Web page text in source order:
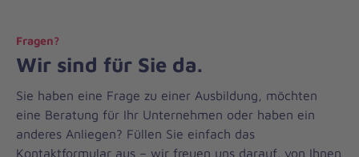
Wir sind für Sie da.
Fragen?
Sie haben eine Frage zu einer Ausbildung, möchten
eine Beratung für Ihr Unternehmen oder haben ein
anderes Anliegen? Füllen Sie einfach das
Kontaktformular aus – wir freuen uns darauf, von Ihnen